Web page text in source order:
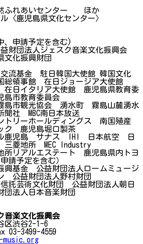
いセンター ほか
鹿児島県文化センター〉
申請予定を含む)
財団法人ジェスク音楽文化振興会
文化振興財団
流基金 駐日韓国大使館 韓国文化
総領事館 在日ジョージア大使館
日イタリア大使館 鹿児島県教育委
市教育委員会
島市観光協会 湧水町 霧島山麓湧水
社 MBC南日本放送
リーホールディングス 南国殖産
ク 鹿児島堀口製茶
鹿児島 サナス IHI 日本航空 日
三菱地所 MEC Industry
所リアルエステート 鹿児島県内トヨ
請予定を含む）
基金 公益財団法人ロームミュージ
公益財団法人野村財団
信託芸術文化財団 公益財団法人朝日
法人日本音楽財団
音楽文化振興会
区渋谷2-1-6
03-3499-4559